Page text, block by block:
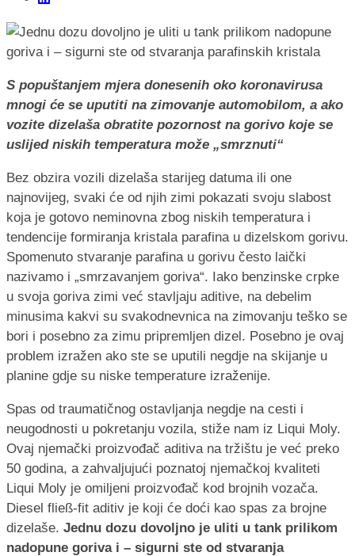
S popuštanjem mjera donesenih oko koronavirusa
mnogi će se uputiti na zimovanje automobilom, a ako
vozite dizelaša obratite pozornost na gorivo koje se
uslijed niskih temperatura može „smrznuti“
Bez obzira vozili dizelaša starijeg datuma ili one
najnovijeg, svaki će od njih zimi pokazati svoju slabost
koja je gotovo neminovna zbog niskih temperatura i
tendencije formiranja kristala parafina u dizelskom gorivu.
Spomenuto stvaranje parafina u gorivu često laički
nazivamo i „smrzavanjem goriva“. Iako benzinske crpke
u svoja goriva zimi već stavljaju aditive, na debelim
minusima kakvi su svakodnevnica na zimovanju teško se
bori i posebno za zimu pripremljen dizel. Posebno je ovaj
problem izražen ako ste se uputili negdje na skijanje u
planine gdje su niske temperature izraženije.
Spas od traumatičnog ostavljanja negdje na cesti i
neugodnosti u pokretanju vozila, stiže nam iz Liqui Moly.
Ovaj njemački proizvođač aditiva na tržištu je već preko
50 godina, a zahvaljujući poznatoj njemačkoj kvaliteti
Liqui Moly je omiljeni proizvođač kod brojnih vozača.
Diesel fließ-fit aditiv je koji će doći kao spas za brojne
dizelaše. Jednu dozu dovoljno je uliti u tank prilikom
nadopune goriva i – sigurni ste od stvaranja